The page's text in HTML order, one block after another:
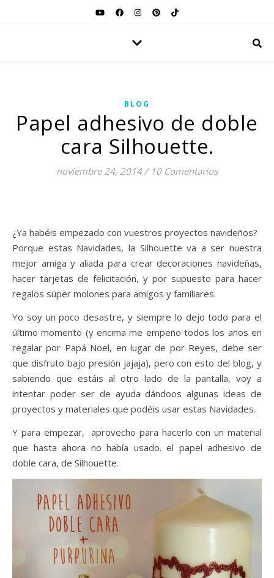
BLOG
Papel adhesivo de doble
cara Silhouette.
noviembre 24, 2014 / 10 Comentarios
¿Ya habéis empezado con vuestros proyectos navideños?
Porque estas Navidades, la Silhouette va a ser nuestra
mejor amiga y aliada para crear decoraciones navideñas,
hacer tarjetas de felicitación, y por supuesto para hacer
regalos súper molones para amigos y familiares.
Yo soy un poco desastre, y siempre lo dejo todo para el
último momento (y encima me empeño todos los años en
regalar por Papá Noel, en lugar de por Reyes, debe ser
que disfruto bajo presión jajaja), pero con esto del blog, y
sabiendo que estáis al otro lado de la pantalla, voy a
intentar poder ser de ayuda dándoos algunas ideas de
proyectos y materiales que podéis usar estas Navidades.
Y para empezar, aprovecho para hacerlo con un material
que hasta ahora no había usado. el papel adhesivo de
doble cara, de Silhouette.